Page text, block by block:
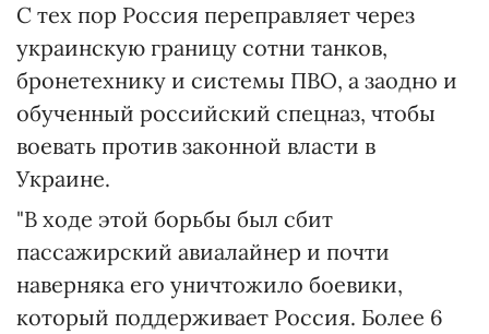
С тех пор Россия переправляет через
украинскую границу сотни танков,
бронетехнику и системы ПВО, а заодно и
обученный российский спецназ, чтобы
воевать против законной власти в
Украине.
"В ходе этой борьбы был сбит
пассажирский авиалайнер и почти
наверняка его уничтожило боевики,
который поддерживает Россия. Более 6